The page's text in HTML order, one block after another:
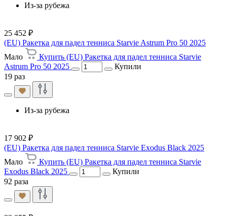
Из-за рубежа
25 452 ₽
(EU) Ракетка для падел тенниса Starvie Astrum Pro 50 2025
Мало
Купить (EU) Ракетка для падел тенниса Starvie
Astrum Pro 50 2025
Купили
19 раз
Из-за рубежа
17 902 ₽
(EU) Ракетка для падел тенниса Starvie Exodus Black 2025
Мало
Купить (EU) Ракетка для падел тенниса Starvie
Exodus Black 2025
Купили
92 раза